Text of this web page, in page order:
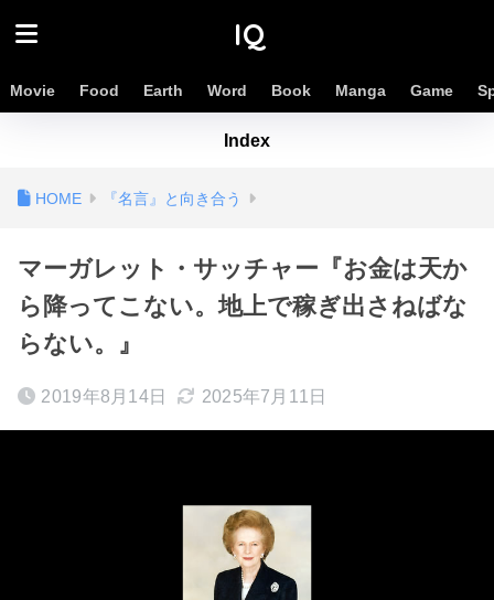
IQ
Movie Food Earth Word Book Manga Game
Index
『名言』と向き合う
マーガレット・サッチャー『お金は天か
ら降ってこない。地上で稼ぎ出さねばな
らない。』
2019年8月14日 2025年7月11日